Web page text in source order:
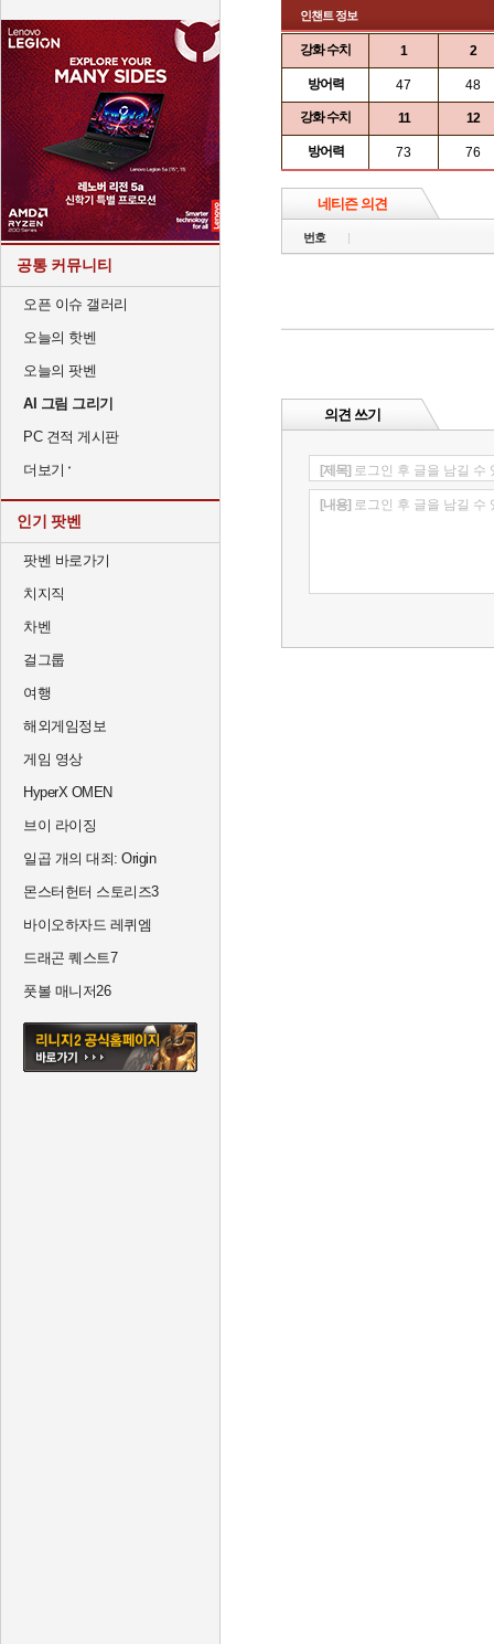
공통 커뮤니티
오픈 이슈 갤러리
오늘의 핫벤
오늘의 팟벤
AI 그림 그리기
PC 견적 게시판
더보기
인기 팟벤
팟벤 바로가기
치지직
차벤
걸그룹
여행
해외게임정보
게임 영상
HyperX OMEN
브이 라이징
일곱 개의 대죄: Origin
몬스터헌터 스토리즈3
바이오하자드 레퀴엠
드래곤 퀘스트7
풋볼 매니저26
인챈트 정보
강화 수치 1 2
방어력 47 48
강화 수치 11 12
방어력 73 76
네티즌 의견
번호
의견 쓰기
[제목] 로그인 후 글을 남길 수
[내용] 로그인 후 글을 남길 수